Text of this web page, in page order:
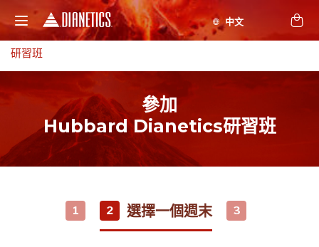
研習班
參加
Hubbard Dianetics研習班
1 2 選擇一個週末 3